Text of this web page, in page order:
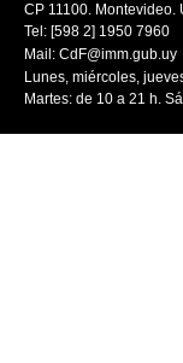
CP 11100. Montevideo.
Tel: [598 2] 1950 7960
Mail: CdF@imm.gub.uy
Lunes, miércoles,
Martes: de 10 a 21 h.